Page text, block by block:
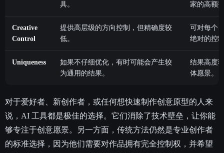
具。
家的高额
Creative
Control
提供高层级的方向控制，但精确度较
低。
可对每个
绝对的控
Uniqueness
如果不仔细优化，有时可能会产生较
为通用的结果。
结果高度
体愿景。
对于爱好者、新创作者，或任何想快速制作创意原型的人来
说，AI 工具都是极佳的选择。它们消除了技术壁垒，让你能
够专注于创意愿景。另一方面，传统方法仍然是专业创作者
的标准选择，因为他们需要对作品拥有完全控制权，并希望